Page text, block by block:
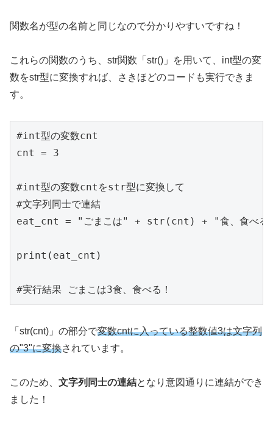
関数名が型の名前と同じなので分かりやすいですね！
これらの関数のうち、str関数「str()」を用いて、int型の変
数をstr型に変換すれば、さきほどのコードも実行できま
す。
#int型の変数cnt
cnt = 3
#int型の変数cntをstr型に変換して
#文字列同士で連結
eat_cnt = "ごまこは" + str(cnt) + "食、食べる
print(eat_cnt)
#実行結果 ごまこは3食、食べる！
「str(cnt)」の部分で変数cntに入っている整数値3は文字列
の"3"に変換されています。
このため、 文字列同士の連結となり意図通りに連結ができ
ました！